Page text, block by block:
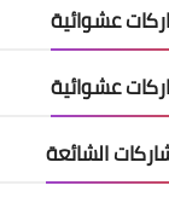
عشوائية
عشوائية
الشائعة